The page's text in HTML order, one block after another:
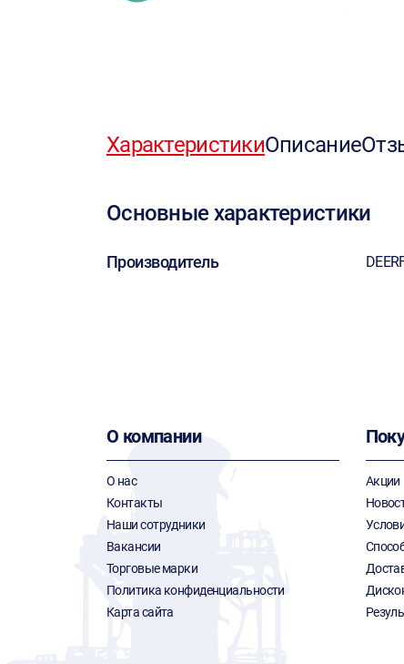
ХарактеристикиОписание
Основные характеристики
Производитель
О компании
О нас
Контакты
Наши сотрудники
Вакансии
Торговые марки
Политика конфиденциальности
Карта сайта
Акции